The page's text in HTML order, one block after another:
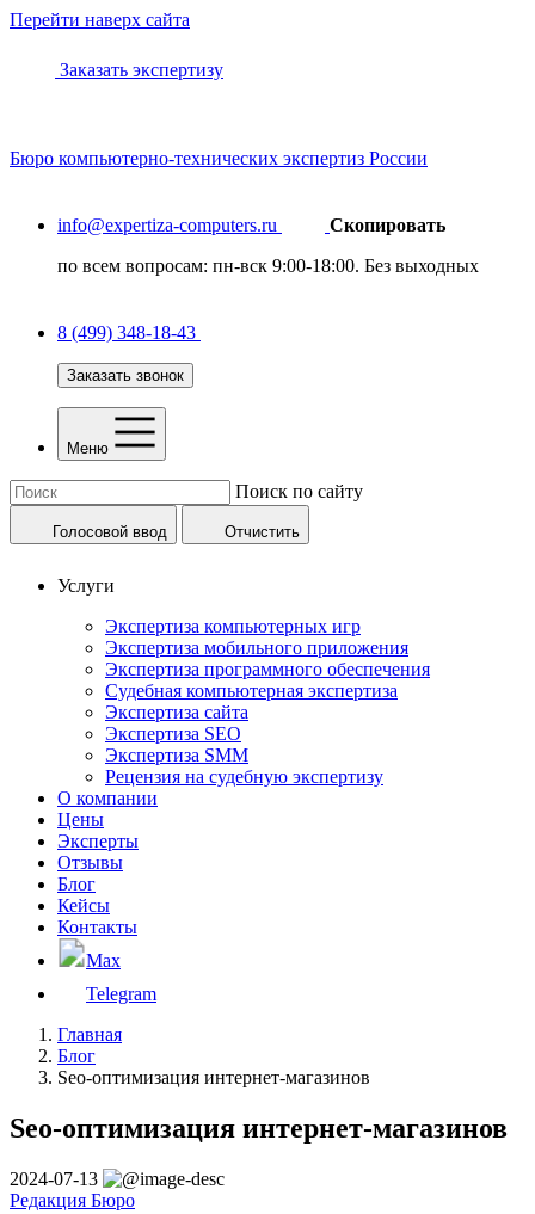
Перейти наверх сайта
Заказать экспертизу
Бюро компьютерно-технических экспертиз России
info@expertiza-computers.ru
Скопировать
по всем вопросам: пн-вск 9:00-18:00. Без выходных
8 (499) 348-18-43
Заказать звонок
Меню
Поиск по сайту
Голосовой ввод Отчистить
Услуги
Экспертиза компьютерных игр
Экспертиза мобильного приложения
Экспертиза программного обеспечения
Судебная компьютерная экспертиза
Экспертиза сайта
Экспертиза SEO
Экспертиза SMM
Рецензия на судебную экспертизу
О компании
Цены
Эксперты
Отзывы
Блог
Кейсы
Контакты
Max
Telegram
Главная
Блог
Seo-оптимизация интернет-магазинов
Seo-оптимизация интернет-магазинов
2024-07-13
Редакция Бюро